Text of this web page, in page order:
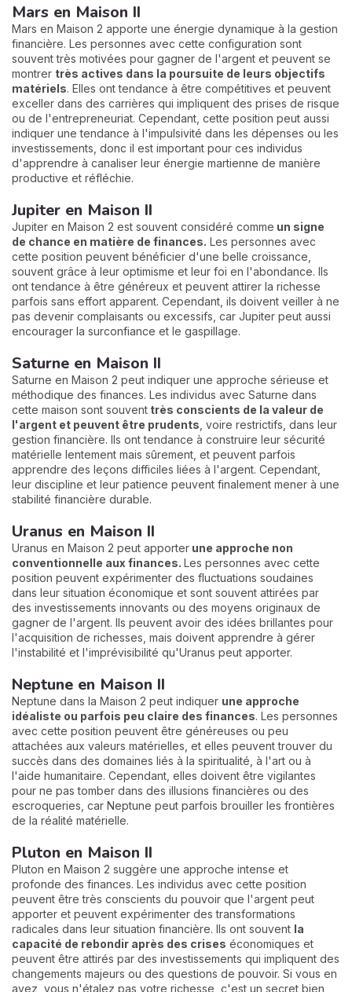
Mars en Maison II
Mars en Maison 2 apporte une énergie dynamique à la gestion
financière. Les personnes avec cette configuration sont
souvent très motivées pour gagner de l'argent et peuvent se
montrer très actives dans la poursuite de leurs objectifs
matériels. Elles ont tendance à être compétitives et peuvent
exceller dans des carrières qui impliquent des prises de risque
ou de l'entrepreneuriat. Cependant, cette position peut aussi
indiquer une tendance à l'impulsivité dans les dépenses ou les
investissements, donc il est important pour ces individus
d'apprendre à canaliser leur énergie martienne de manière
productive et réfléchie.
Jupiter en Maison II
Jupiter en Maison 2 est souvent considéré comme un signe
de chance en matière de finances. Les personnes avec
cette position peuvent bénéficier d'une belle croissance,
souvent grâce à leur optimisme et leur foi en l'abondance. Ils
ont tendance à être généreux et peuvent attirer la richesse
parfois sans effort apparent. Cependant, ils doivent veiller à ne
pas devenir complaisants ou excessifs, car Jupiter peut aussi
encourager la surconfiance et le gaspillage.
Saturne en Maison II
Saturne en Maison 2 peut indiquer une approche sérieuse et
méthodique des finances. Les individus avec Saturne dans
cette maison sont souvent très conscients de la valeur de
l'argent et peuvent être prudents , voire restrictifs, dans leur
gestion financière. Ils ont tendance à construire leur sécurité
matérielle lentement mais sûrement, et peuvent parfois
apprendre des leçons difficiles liées à l'argent. Cependant,
leur discipline et leur patience peuvent finalement mener à une
stabilité financière durable.
Uranus en Maison II
Uranus en Maison 2 peut apporter une approche non
conventionnelle aux finances. Les personnes avec cette
position peuvent expérimenter des fluctuations soudaines
dans leur situation économique et sont souvent attirées par
des investissements innovants ou des moyens originaux de
gagner de l'argent. Ils peuvent avoir des idées brillantes pour
l'acquisition de richesses, mais doivent apprendre à gérer
l'instabilité et l'imprévisibilité qu'Uranus peut apporter.
Neptune en Maison II
Neptune dans la Maison 2 peut indiquer une approche
idéaliste ou parfois peu claire des finances. Les personnes
avec cette position peuvent être généreuses ou peu
attachées aux valeurs matérielles, et elles peuvent trouver du
succès dans des domaines liés à la spiritualité, à l'art ou à
l'aide humanitaire. Cependant, elles doivent être vigilantes
pour ne pas tomber dans des illusions financières ou des
escroqueries, car Neptune peut parfois brouiller les frontières
de la réalité matérielle.
Pluton en Maison II
Pluton en Maison 2 suggère une approche intense et
profonde des finances. Les individus avec cette position
peuvent être très conscients du pouvoir que l'argent peut
apporter et peuvent expérimenter des transformations
radicales dans leur situation financière. Ils ont souvent la
capacité de rebondir après des crises économiques et
peuvent être attirés par des investissements qui impliquent des
changements majeurs ou des questions de pouvoir. Si vous en
avez, vous n'étalez pas votre richesse, c'est un secret bien